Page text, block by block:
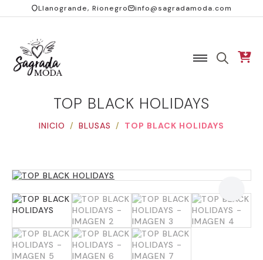
Llanogrande, Rionegro info@sagradamoda.com
TOP BLACK HOLIDAYS
INICIO BLUSAS TOP BLACK HOLIDAYS